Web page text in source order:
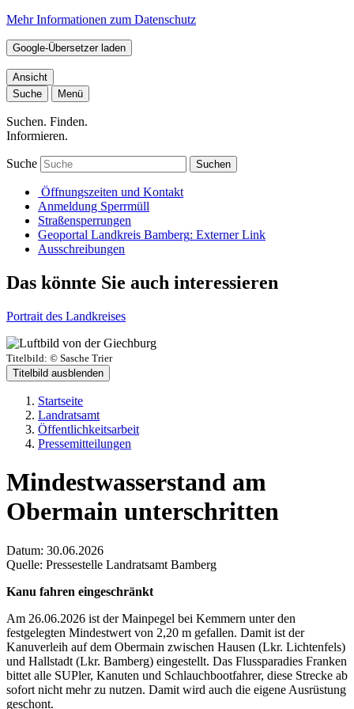
Mehr Informationen zum Datenschutz
Google-Übersetzer laden
Ansicht
Suche
Menü
Suchen. Finden.
Informieren.
Suche Suchen
Öffnungszeiten und Kontakt
Anmeldung Sperrmüll
Straßensperrungen
Geoportal Landkreis Bamberg: Externer Link
Ausschreibungen
Das könnte Sie auch interessieren
Portrait des Landkreises
Titelbild: © Sasche Trier
Titelbild ausblenden
Startseite
Landratsamt
Öffentlichkeitsarbeit
Pressemitteilungen
Mindestwasserstand am
Obermain unterschritten
Datum: 30.06.2026
Quelle: Pressestelle Landratsamt Bamberg
Kanu fahren eingeschränkt
Am 26.06.2026 ist der Mainpegel bei Kemmern unter den
festgelegten Mindestwert von 2,20 m gefallen. Damit ist der
Kanuverleih auf dem Obermain zwischen Hausen (Lkr. Lichtenfels)
und Hallstadt (Lkr. Bamberg) eingestellt. Das Flussparadies Franken
bittet alle SUPler, Kanuten und Schlauchbootfahrer, diese Strecke ab
sofort nicht mehr zu nutzen. Damit wird auch die eigene Ausrüstung
geschont.